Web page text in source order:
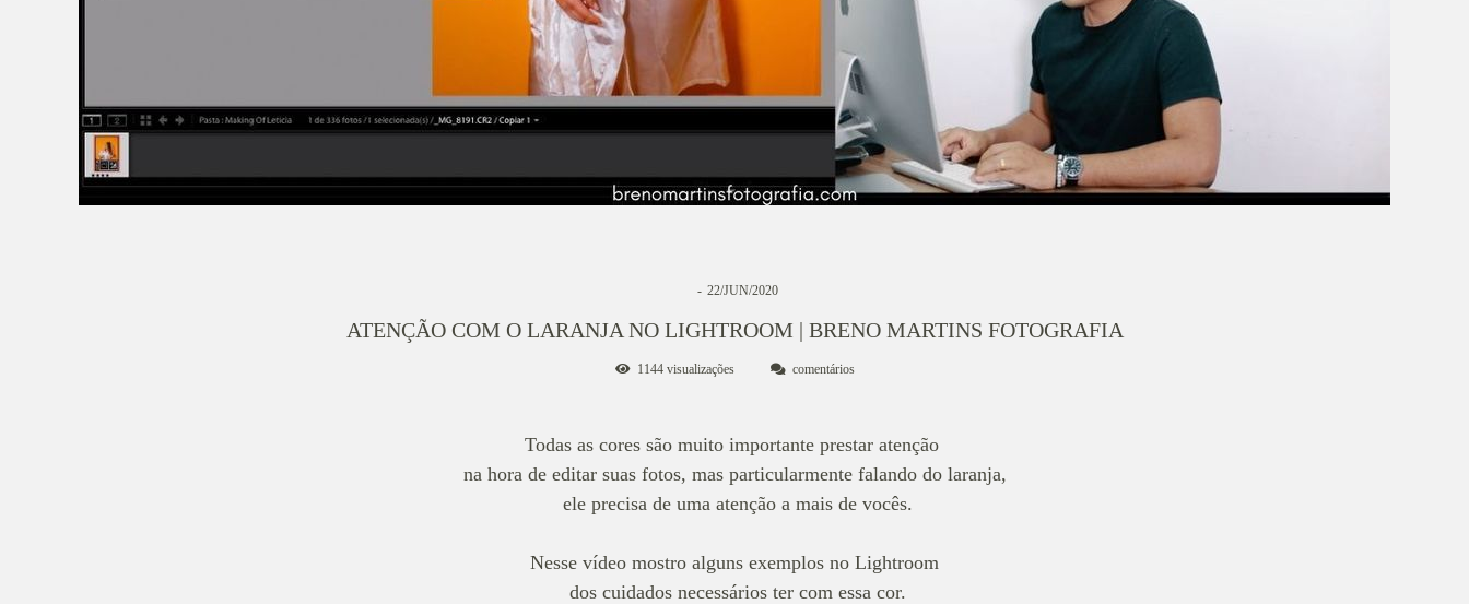
22/JUN/2020
ATENÇÃO COM O LARANJA NO LIGHTROOM | BRENO MARTINS FOTOGRAFIA
1144visualizações comentários
Todas as cores são muito importante prestar atenção
na hora de editar suas fotos, mas particularmente falando do laranja,
ele precisa de uma atenção a mais de vocês.
Nesse vídeo mostro alguns exemplos no Lightroom
dos cuidados necessários ter com essa cor.